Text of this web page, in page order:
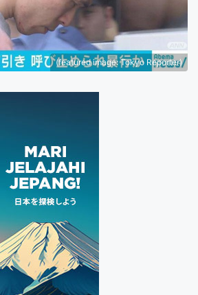
(featured image: Tokyo Reporter)